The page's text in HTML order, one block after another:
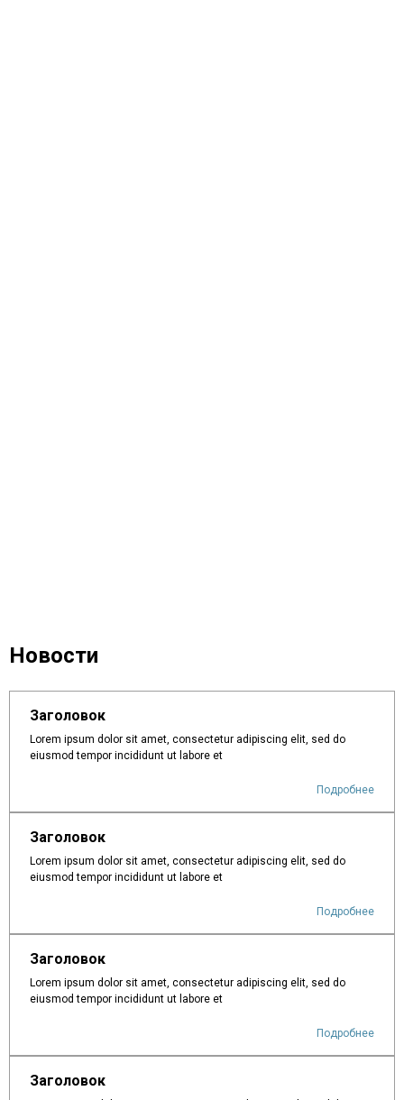
Новости
Заголовок
Lorem ipsum dolor sit amet, consectetur adipiscing elit, sed do
eiusmod tempor incididunt ut labore et
Подробнее
Заголовок
Lorem ipsum dolor sit amet, consectetur adipiscing elit, sed do
eiusmod tempor incididunt ut labore et
Подробнее
Заголовок
Lorem ipsum dolor sit amet, consectetur adipiscing elit, sed do
eiusmod tempor incididunt ut labore et
Подробнее
Заголовок